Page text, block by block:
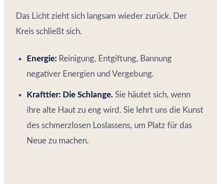
Das Licht zieht sich langsam wieder zurück. Der
Kreis schließt sich.
Energie: Reinigung, Entgiftung, Bannung
negativer Energien und Vergebung.
Krafttier: Die Schlange. Sie häutet sich, wenn
ihre alte Haut zu eng wird. Sie lehrt uns die Kunst
des schmerzlosen Loslassens, um Platz für das
Neue zu machen.